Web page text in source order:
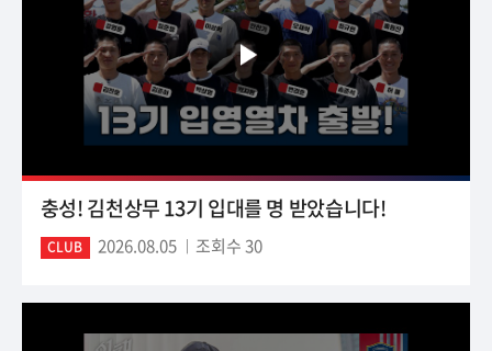
충성! 김천상무 13기 입대를 명 받았습니다!
CLUB 2026.08.05 조회수 30